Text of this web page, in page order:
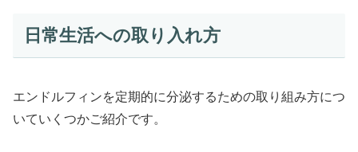
日常生活への取り入れ方
エンドルフィンを定期的に分泌するための取り組み方につ
いていくつかご紹介です。